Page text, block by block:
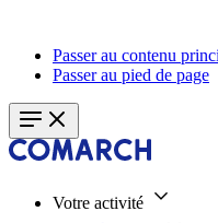
Passer au contenu
Passer au pied de page
Votre activité